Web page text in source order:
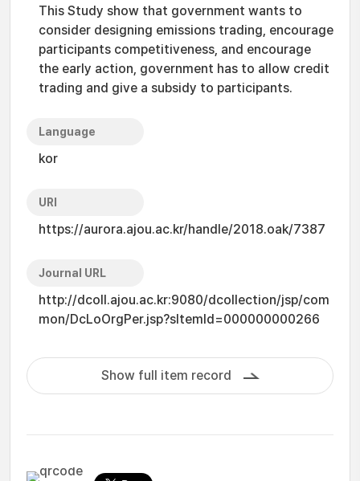
This Study show that government wants to
consider designing emissions trading, encourage
participants competitiveness, and encourage
the early action, government has to allow credit
trading and give a subsidy to participants.
Language
kor
URI
https://aurora.ajou.ac.kr/handle/2018.oak/7387
Journal URL
http://dcoll.ajou.ac.kr:9080/dcollection/jsp/com
mon/DcLoOrgPer.jsp?sItemId=000000000266
Show full item record